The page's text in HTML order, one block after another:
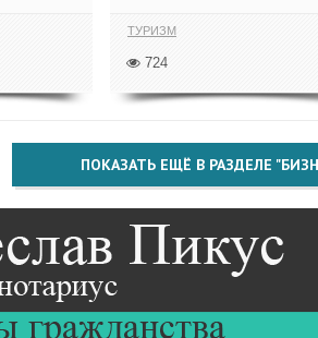
ТУРИЗМ
724
ПОКАЗАТЬ ЕЩЁ В РАЗДЕЛЕ